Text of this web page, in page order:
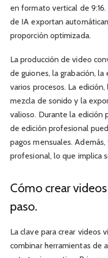
en formato vertical de
de IA exportan
proporción optimizada.
La producción de video
de guiones, la grabación,
varios procesos. La
mezcla de sonido y la
valioso. Durante la edición
de edición profesional
pagos mensuales.
profesional, lo que implica
Cómo crear
paso.
La clave para crear videos
combinar herramientas de